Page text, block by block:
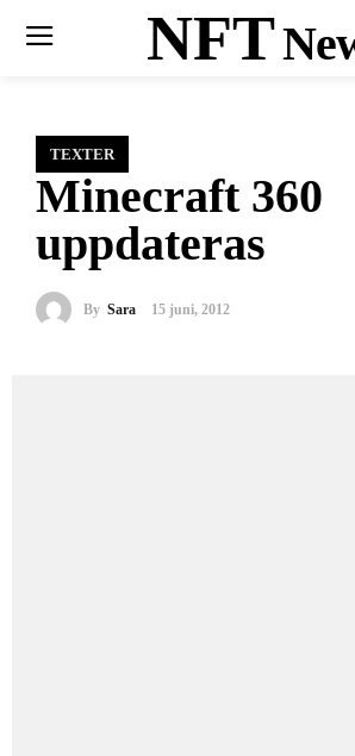
NFT
TEXTER
Minecraft 360
uppdateras
By Sara 15 juni, 2012